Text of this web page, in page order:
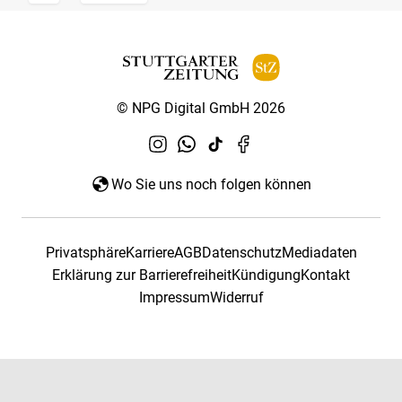
© NPG Digital GmbH 2026
Wo Sie uns noch folgen können
PrivatsphäreKarriereAGBDatenschutzMediadaten
Erklärung zur BarrierefreiheitKündigungKontakt
ImpressumWiderruf